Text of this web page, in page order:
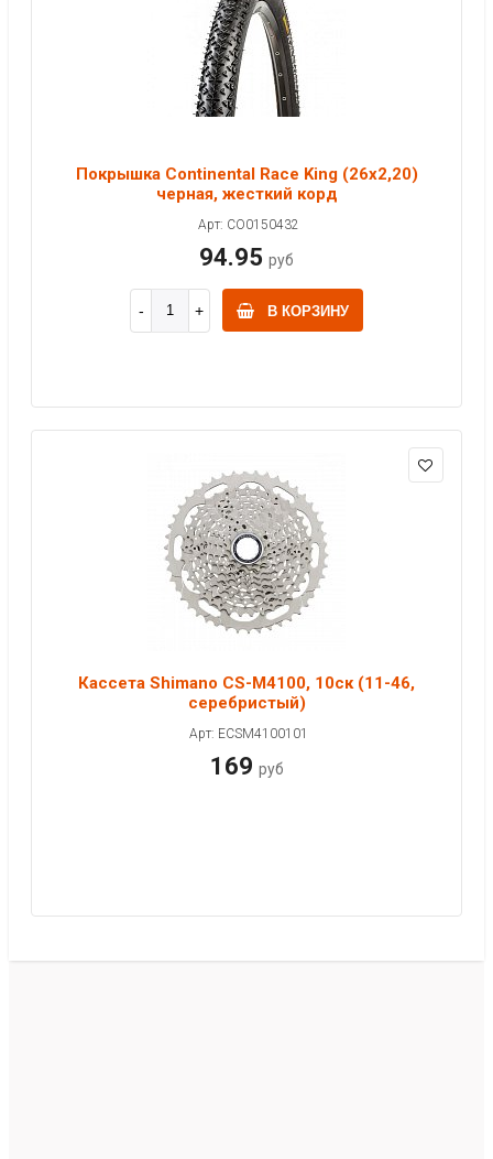
Покрышка Continental Race King (26x2,20)
черная, жесткий корд
Арт: CO0150432
94.95 руб
В КОРЗИНУ
Кассета Shimano CS-M4100, 10ск (11-46,
серебристый)
Арт: ECSM4100101
169 руб